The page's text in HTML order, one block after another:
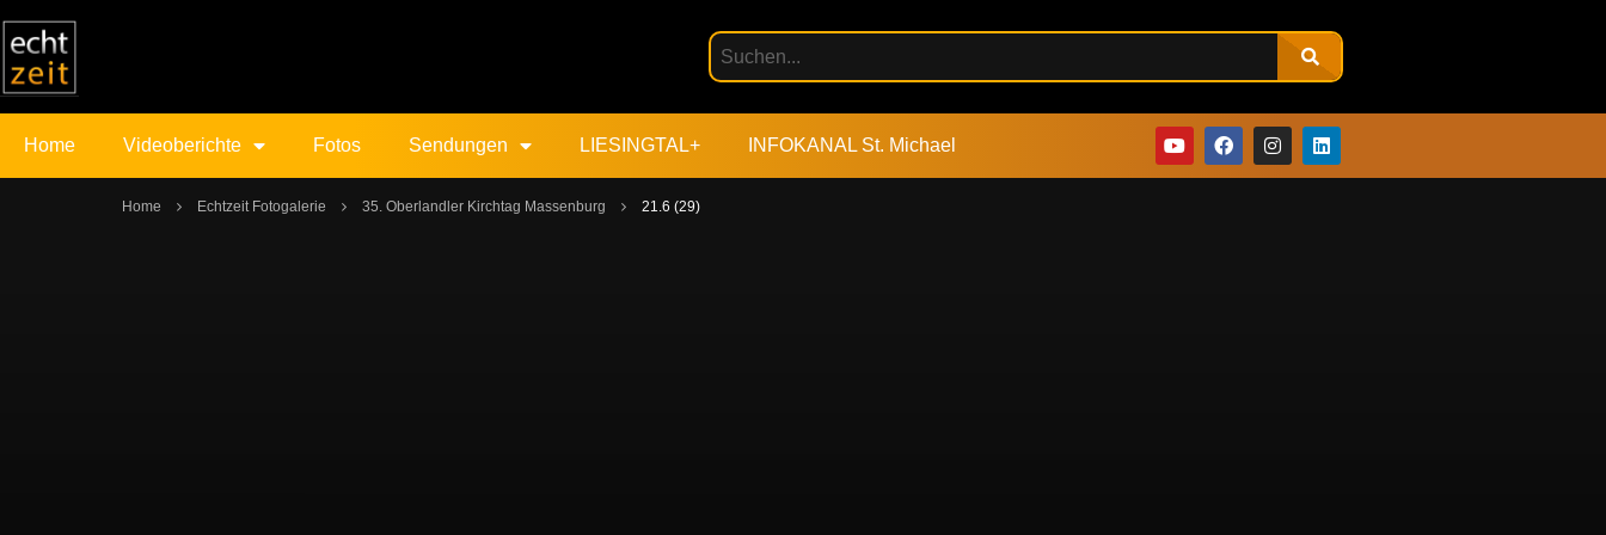
Home Videoberichte Fotos Sendungen LIESINGTAL+ INFOKANAL St. Michael
Home Echtzeit Fotogalerie 35. Oberlandler Kirchtag Massenburg 21.6 (29)